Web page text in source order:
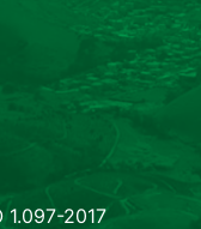
1.097-2017